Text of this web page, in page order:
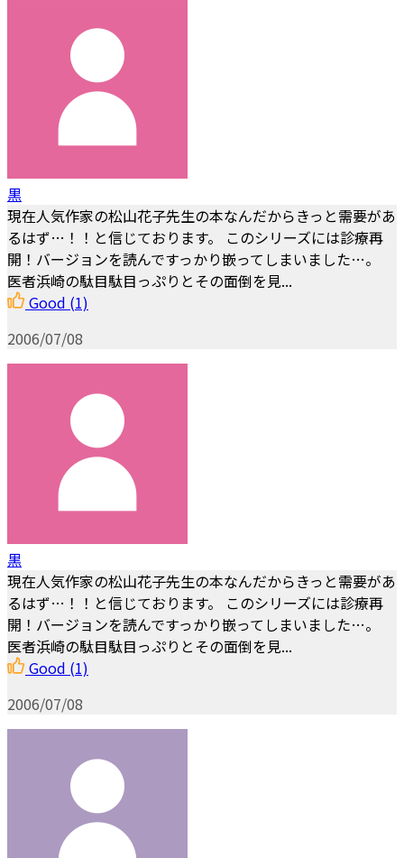
黒
現在人気作家の松山花子先生の本なんだからきっと需要があ
るはず…！！と信じております。 このシリーズには診療再
開！バージョンを読んですっかり嵌ってしまいました…。
医者浜崎の駄目駄目っぷりとその面倒を見...
Good (1)
2006/07/08
黒
現在人気作家の松山花子先生の本なんだからきっと需要があ
るはず…！！と信じております。 このシリーズには診療再
開！バージョンを読んですっかり嵌ってしまいました…。
医者浜崎の駄目駄目っぷりとその面倒を見...
Good (1)
2006/07/08